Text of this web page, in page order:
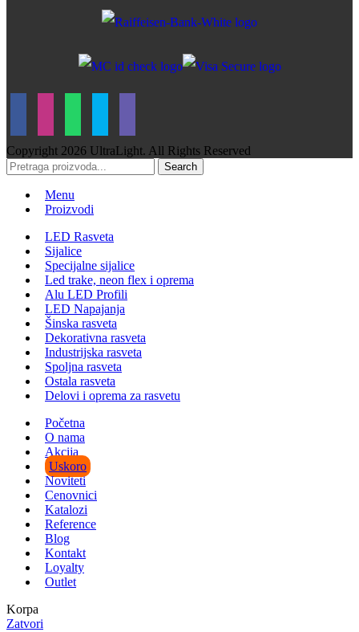
Copyright 2026 UltraLight. All Rights Reserved
Search
Menu
Proizvodi
LED Rasveta
Sijalice
Specijalne sijalice
Led trake, neon flex i oprema
Alu LED Profili
LED Napajanja
Šinska rasveta
Dekorativna rasveta
Industrijska rasveta
Spoljna rasveta
Ostala rasveta
Delovi i oprema za rasvetu
Početna
O nama
Akcija
Uskoro
Noviteti
Cenovnici
Katalozi
Reference
Blog
Kontakt
Loyalty
Outlet
Korpa
Zatvori